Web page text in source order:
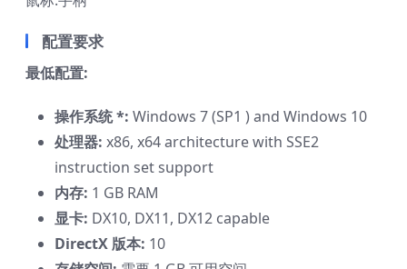
配置要求
最低配置:
操作系统 *: Windows 7 (SP1 ) and Windows 10
处理器: x86, x64 architecture with SSE2
instruction set support
内存: 1 GB RAM
显卡: DX10, DX11, DX12 capable
DirectX 版本: 10